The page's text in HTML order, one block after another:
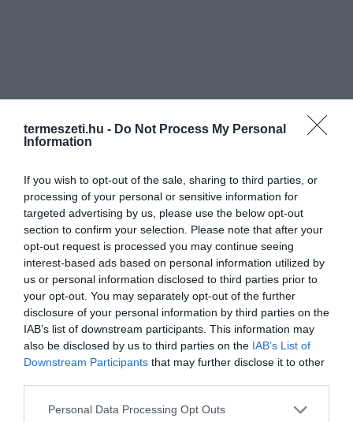
termeszeti.hu - Do Not Process My Personal
Information
If you wish to opt-out of the sale, sharing to third parties, or
processing of your personal or sensitive information for
targeted advertising by us, please use the below opt-out
section to confirm your selection. Please note that after your
opt-out request is processed you may continue seeing
interest-based ads based on personal information utilized by
us or personal information disclosed to third parties prior to
your opt-out. You may separately opt-out of the further
disclosure of your personal information by third parties on the
IAB’s list of downstream participants. This information may
also be disclosed by us to third parties on the IAB’s List of
Downstream Participants that may further disclose it to other
Please note that this website/app uses one or more Google
Personal Data Processing Opt Outs